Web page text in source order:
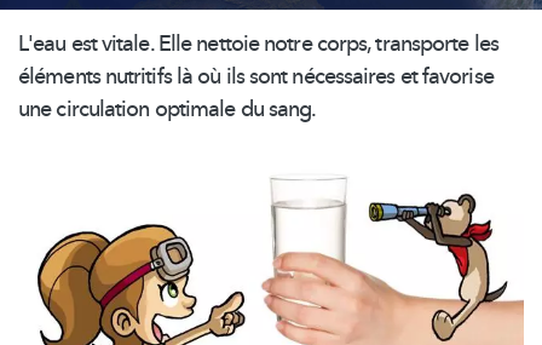
L'eau est vitale. Elle nettoie notre corps, transporte les
éléments nutritifs là où ils sont nécessaires et favorise
une circulation optimale du sang.